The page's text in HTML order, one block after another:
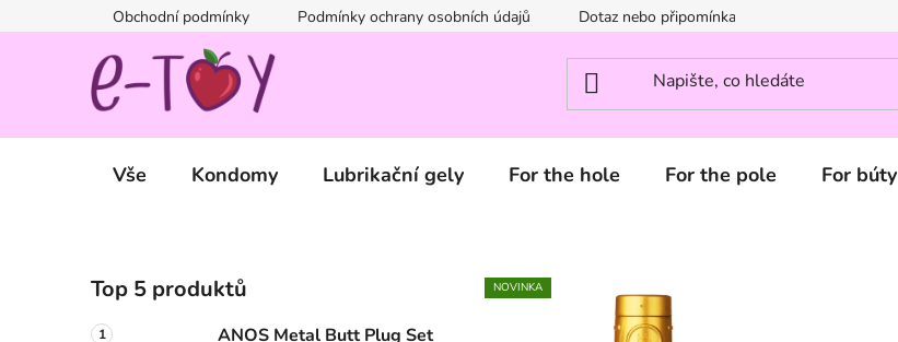
na
Obchodní podmínky Podmínky ochrany osobních údajů Dotaz nebo připomínka? Napište nám.
Vše Kondomy Lubrikační gely For the hole For the pole For búty
o
s
Top 5 produktů
ANOS Metal Butt Plug Set
NOVINKA